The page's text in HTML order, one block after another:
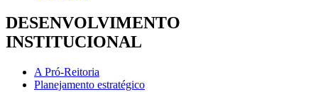
DESENVOLVIMENTO
INSTITUCIONAL
A Pró-Reitoria
Planejamento estratégico